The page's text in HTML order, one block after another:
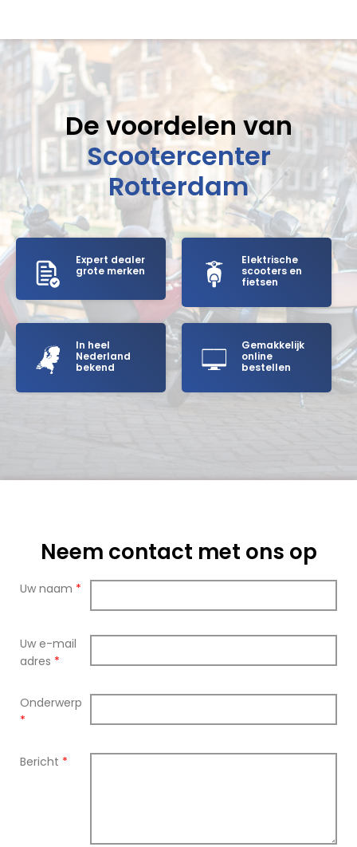
De voordelen van
Scootercenter
Rotterdam
Expert dealer
grote merken
Elektrische
scooters en
fietsen
In heel
Nederland
bekend
Gemakkelijk
online
bestellen
Neem contact met ons op
Uw naam *
Uw e-mail
adres *
Onderwerp
*
Bericht *